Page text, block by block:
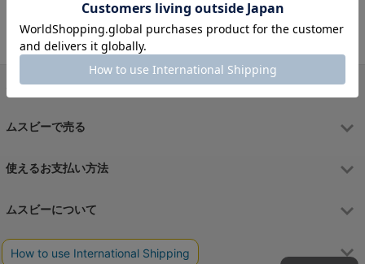
3 iPad(第8世代)
ムスビーで買う
ムスビーで売る
使えるお支払い方法
ムスビーについて
運営会社